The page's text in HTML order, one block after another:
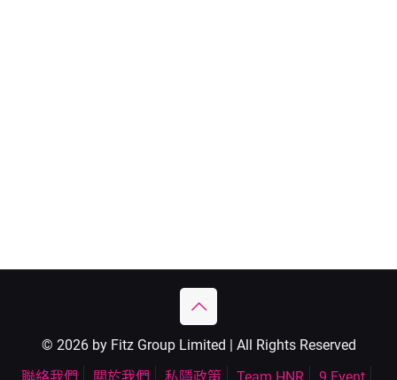
© 2026 by Fitz Group Limited | All Rights Reserved